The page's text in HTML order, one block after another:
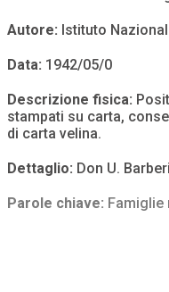
Autore: Istituto
Data: 1942/05/0
Descrizione fisica:
stampati su carta,
di carta velina.
Dettaglio: Don U.
Parole chiave: Famiglie